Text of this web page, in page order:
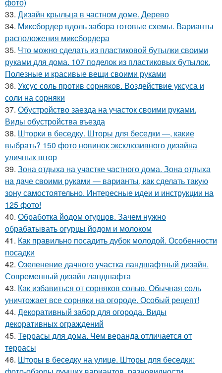
фото)
33. Дизайн крыльца в частном доме. Дерево
34. Миксбордер вдоль забора готовые схемы. Варианты
расположения миксбордера
35. Что можно сделать из пластиковой бутылки своими
руками для дома. 107 поделок из пластиковых бутылок.
Полезные и красивые вещи своими руками
36. Уксус соль против сорняков. Воздействие уксуса и
соли на сорняки
37. Обустройство заезда на участок своими руками.
Виды обустройства въезда
38. Шторки в беседку. Шторы для беседки —, какие
выбрать? 150 фото новинок эксклюзивного дизайна
уличных штор
39. Зона отдыха на участке частного дома. Зона отдыха
на даче своими руками — варианты, как сделать такую
зону самостоятельно. Интересные идеи и инструкции на
125 фото!
40. Обработка йодом огурцов. Зачем нужно
обрабатывать огурцы йодом и молоком
41. Как правильно посадить дубок молодой. Особенности
посадки
42. Озеленение дачного участка ландшафтный дизайн.
Современный дизайн ландшафта
43. Как избавиться от сорняков солью. Обычная соль
уничтожает все сорняки на огороде. Особый рецепт!
44. Декоративный забор для огорода. Виды
декоративных ограждений
45. Террасы для дома. Чем веранда отличается от
террасы
46. Шторы в беседку на улице. Шторы для беседки: